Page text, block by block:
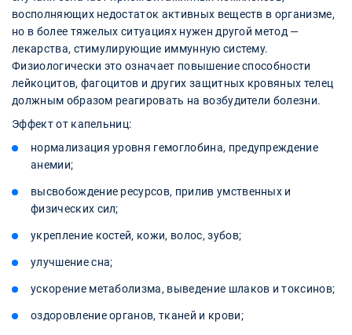
восполняющих недостаток активных веществ в организме,
но в более тяжелых ситуациях нужен другой метод —
лекарства, стимулирующие иммунную систему.
Физиологически это означает повышение способности
лейкоцитов, фагоцитов и других защитных кровяных телец
должным образом реагировать на возбудители болезни.
Эффект от капельниц:
нормализация уровня гемоглобина, предупреждение
анемии;
высвобождение ресурсов, прилив умственных и
физических сил;
укрепление костей, кожи, волос, зубов;
улучшение сна;
ускорение метаболизма, выведение шлаков и токсинов;
оздоровление органов, тканей и крови;